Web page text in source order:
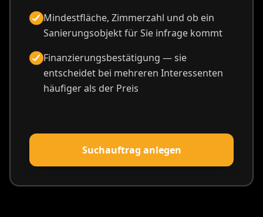
Mindestfläche, Zimmerzahl und ob ein
Sanierungsobjekt für Sie infrage kommt
Finanzierungsbestätigung — sie
entscheidet bei mehreren Interessenten
häufiger als der Preis
Suchauftrag anlegen